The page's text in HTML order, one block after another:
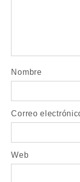
Nombre
Correo
Web